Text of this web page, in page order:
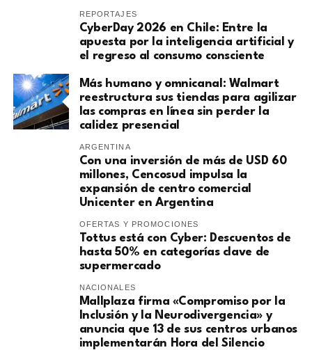
REPORTAJES
CyberDay 2026 en Chile: Entre la
apuesta por la inteligencia artificial y
el regreso al consumo consciente
Más humano y omnicanal: Walmart
reestructura sus tiendas para agilizar
las compras en línea sin perder la
calidez presencial
ARGENTINA
Con una inversión de más de USD 60
millones, Cencosud impulsa la
expansión de centro comercial
Unicenter en Argentina
OFERTAS Y PROMOCIONES
Tottus está con Cyber: Descuentos de
hasta 50% en categorías clave de
supermercado
NACIONALES
Mallplaza firma «Compromiso por la
Inclusión y la Neurodivergencia» y
anuncia que 13 de sus centros urbanos
implementarán Hora del Silencio